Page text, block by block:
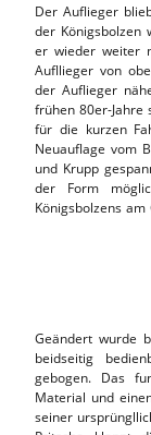
Der Auflieger
der
er wieder weiter
Aufllieger von
der Auflieger
frühen 80er-Jahre
für die kurzen
Neuauflage vom
und Krupp
der Form
Königsbolzens
Geändert wurde
beidseitig
gebogen. Das
Material und
seiner